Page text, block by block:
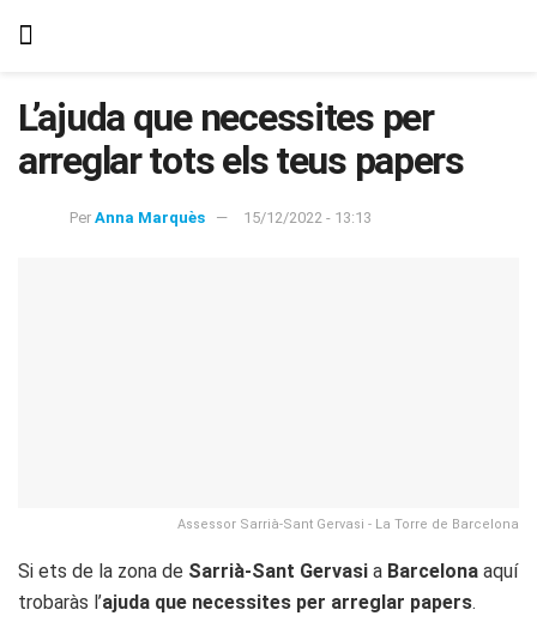
L’ajuda que necessites per
arreglar tots els teus papers
Per Anna Marquès 15/12/2022 - 13:13
Assessor Sarrià-Sant Gervasi - La Torre de Barcelona
Si ets de la zona de Sarrià-Sant Gervasi a Barcelona aquí
trobaràs l’ajuda que necessites per arreglar papers.